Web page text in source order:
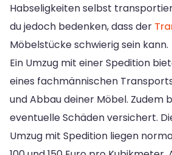
Habseligkeiten selbst
du jedoch bedenken, dass der
Möbelstücke schwierig sein kann.
Ein Umzug mit einer Spedition
eines fachmännischen
und Abbau deiner Möbel. Zudem
eventuelle Schäden versichert.
Umzug mit Spedition liegen